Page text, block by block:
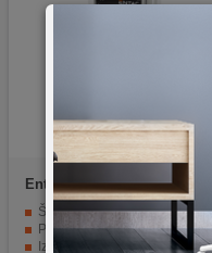
Entac Cable Tie
2.5mmx100mm White
Širina od 2,5mm i dužina 100mm.
Pakovanje od 50 komada.
Izuzetno čvrste i izdržljive.